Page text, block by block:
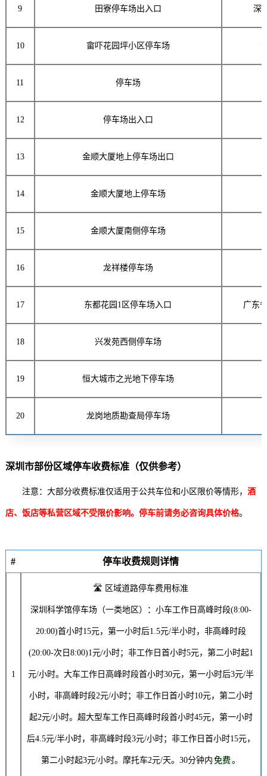
9 田寮停车场出入口 深
10 畲吓花园坪小区停车场
11 停车场
12 停车场出入口
13 金顺大厦地上停车场出口
14 金顺大厦地上停车场
15 金顺大厦南侧停车场
16 龙祥楼停车场
17 东都花园1区停车场入口 广东
18 兴发苑西侧停车场
19 恒大城市之光地下停车场
20 龙岗地质勘查局停车场
深圳市部份区域停车收费标准（仅供参考）
注意：大部分收费标准仅适用于公共车位和小区限价等情形， 酒
店、饭店等私营区域不受限价影响。停车前请务必咨询具体价格。
# 停车收费规则详情
1
🛣️ 区域道路停车费用标准
深圳科学馆停车场（一类地区）：小车工作日高峰时段(8:00-
20:00)首小时15元，第一小时后1.5元/半小时，非高峰时段
(20:00-次日8:00)1元/小时；非工作日首小时5元，第二小时起1
元/小时。大车工作日高峰时段首小时30元，第一小时后3元/半
小时，非高峰时段2元/小时；非工作日首小时10元，第二小时
起2元/小时。超大型车工作日高峰时段首小时45元，第一小时
后4.5元/半小时，非高峰时段3元/小时；非工作日首小时15元，
第二小时起3元/小时。摩托车2元/天。30分钟内免费。